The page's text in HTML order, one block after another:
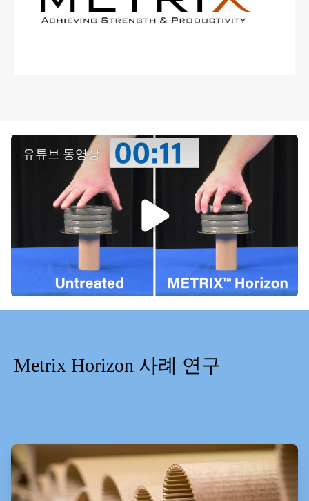
유튜브 동영상
Metrix Horizon 사례 연구
ArticleTile
1/2